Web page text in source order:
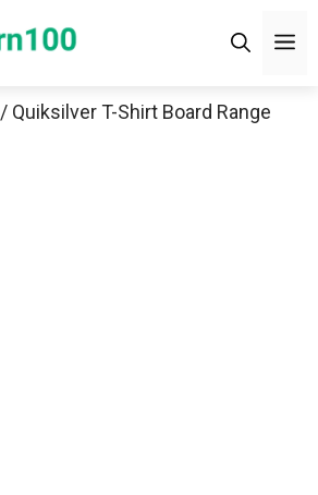
/ Quiksilver T-Shirt Board Range